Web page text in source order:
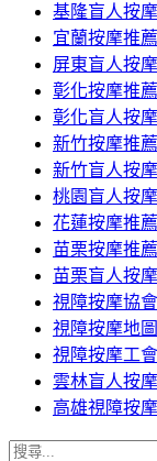
基隆盲人按摩
宜蘭按摩推薦
屏東盲人按摩
彰化按摩推薦
彰化盲人按摩
新竹按摩推薦
新竹盲人按摩
桃園盲人按摩
花蓮按摩推薦
苗栗按摩推薦
苗栗盲人按摩
視障按摩協會
視障按摩地圖
視障按摩工會
雲林盲人按摩
高雄視障按摩
搜